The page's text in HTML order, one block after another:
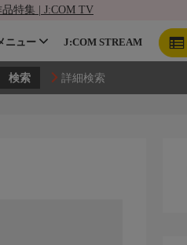
特集 | J:COM TV
ニュー J:COM STREAM
詳細検索